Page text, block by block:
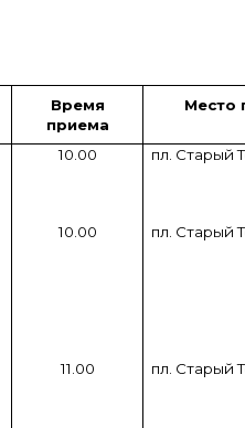
Время
приема
Место
10.00 пл. Старый
10.00 пл. Старый
11.00 пл. Старый